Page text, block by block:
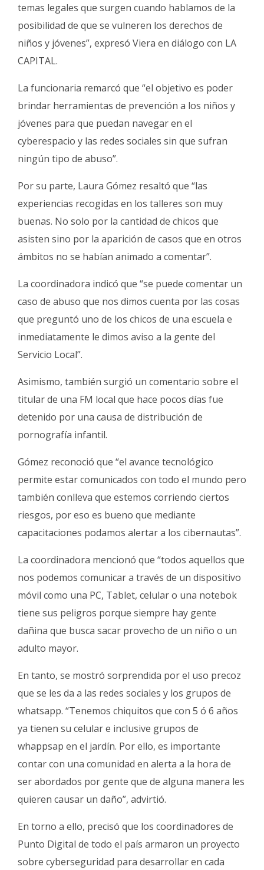
temas legales que surgen cuando hablamos de la
posibilidad de que se vulneren los derechos de
niños y jóvenes”, expresó Viera en diálogo con LA
CAPITAL.
La funcionaria remarcó que “el objetivo es poder
brindar herramientas de prevención a los niños y
jóvenes para que puedan navegar en el
cyberespacio y las redes sociales sin que sufran
ningún tipo de abuso”.
Por su parte, Laura Gómez resaltó que “las
experiencias recogidas en los talleres son muy
buenas. No solo por la cantidad de chicos que
asisten sino por la aparición de casos que en otros
ámbitos no se habían animado a comentar”.
La coordinadora indicó que “se puede comentar un
caso de abuso que nos dimos cuenta por las cosas
que preguntó uno de los chicos de una escuela e
inmediatamente le dimos aviso a la gente del
Servicio Local”.
Asimismo, también surgió un comentario sobre el
titular de una FM local que hace pocos días fue
detenido por una causa de distribución de
pornografía infantil.
Gómez reconoció que “el avance tecnológico
permite estar comunicados con todo el mundo pero
también conlleva que estemos corriendo ciertos
riesgos, por eso es bueno que mediante
capacitaciones podamos alertar a los cibernautas”.
La coordinadora mencionó que “todos aquellos que
nos podemos comunicar a través de un dispositivo
móvil como una PC, Tablet, celular o una notebok
tiene sus peligros porque siempre hay gente
dañina que busca sacar provecho de un niño o un
adulto mayor.
En tanto, se mostró sorprendida por el uso precoz
que se les da a las redes sociales y los grupos de
whatsapp. “Tenemos chiquitos que con 5 ó 6 años
ya tienen su celular e inclusive grupos de
whappsap en el jardín. Por ello, es importante
contar con una comunidad en alerta a la hora de
ser abordados por gente que de alguna manera les
quieren causar un daño”, advirtió.
En torno a ello, precisó que los coordinadores de
Punto Digital de todo el país armaron un proyecto
sobre cyberseguridad para desarrollar en cada